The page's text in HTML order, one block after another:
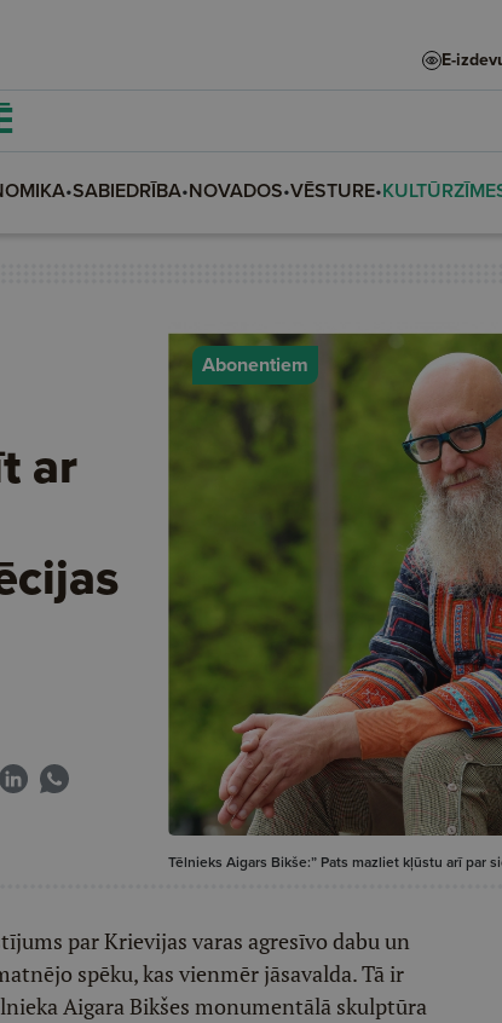
E-
•SABIEDRĪBA•NOVADOS•VĒSTURE•
ar
Abonentiem
Tēlnieks Aigars Bikše:” Pats mazliet kļūstu arī par
par Krievijas varas agresīvo dabu un
spēku, kas vienmēr jāsavalda. Tā ir
Aigara Bikšes monumentālā skulptūra